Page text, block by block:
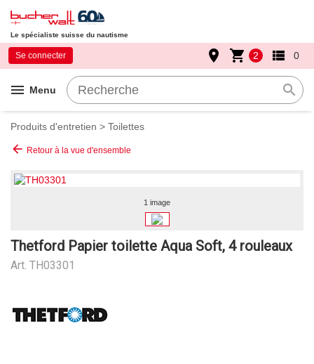
Le spécialiste suisse du nautisme
menu Menu search
Se connecter place shopping_cart 2 view_list 0
Produits d'entretien > Toilettes
arrow_back Retour à la vue d'ensemble
1 image
Thetford Papier toilette Aqua Soft, 4 rouleaux
Art. TH03301